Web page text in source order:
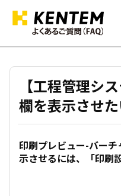
【工程管理シ
欄を表示させ
印刷プレビュー-バー
示させるには、「印刷